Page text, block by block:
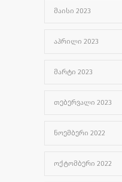
ᲛᲐᲘᲡᲘ 2023
ᲐᲞᲠᲘᲚᲘ 2023
ᲛᲐᲠᲢᲘ 2023
ᲗᲔᲑᲔᲠᲕᲐᲚᲘ 2023
ᲜᲝᲔᲛᲑᲔᲠᲘ 2022
ᲝᲥᲢᲝᲛᲑᲔᲠᲘ 2022